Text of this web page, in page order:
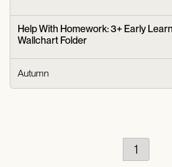
Help With Homework: 3+ Early
Wallchart Folder
Autumn
1